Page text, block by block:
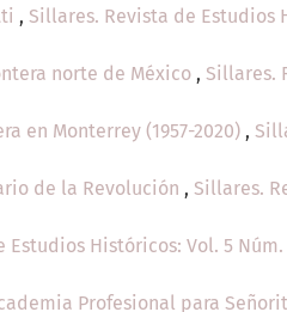
, Sillares. Revista de Estudios
norte de México , Sillares.
en Monterrey (1957-2020) ,
de la Revolución , Sillares.
Históricos: Vol. 5 Núm.
Profesional para